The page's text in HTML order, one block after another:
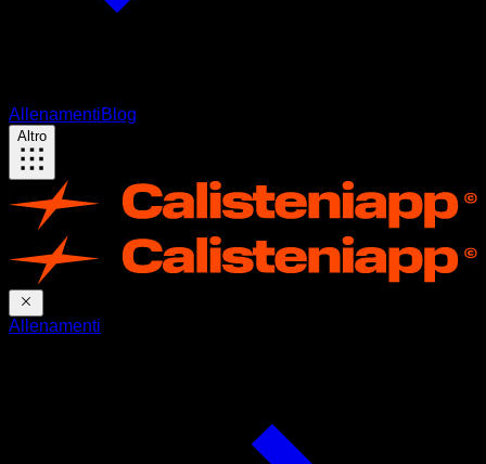
AllenamentiBlog
Altro
Allenamenti